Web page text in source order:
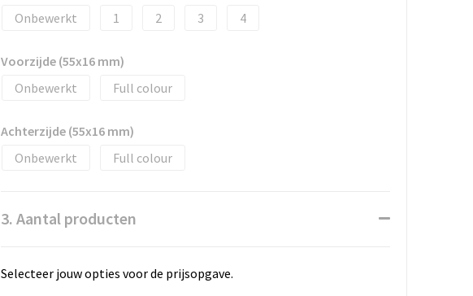
Onbewerkt
1 2 3 4
Voorzijde (55x16 mm)
Onbewerkt
Full colour
Achterzijde (55x16 mm)
Onbewerkt
Full colour
3. Aantal producten
Selecteer jouw opties voor de prijsopgave.